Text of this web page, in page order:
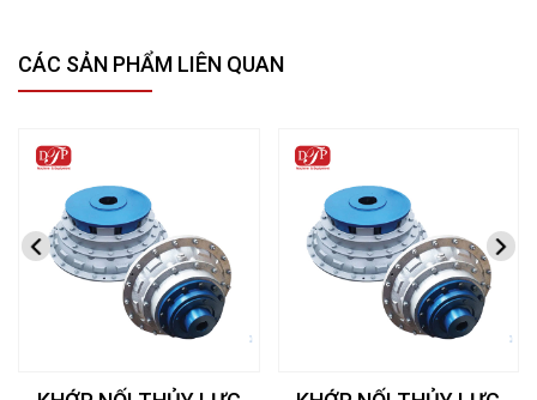
CÁC SẢN PHẨM LIÊN QUAN